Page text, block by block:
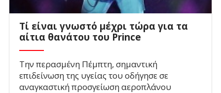
Τί είναι γνωστό μέχρι τώρα για τα
αίτια θανάτου του Prince
Την περασμένη Πέμπτη, σημαντική
επιδείνωση της υγείας του οδήγησε σε
αναγκαστική προσγείωση αεροπλάνου